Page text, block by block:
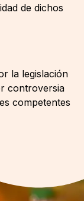
de dichos
la legislación
controversia
competentes